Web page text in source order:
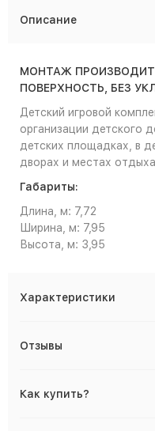
Описание
МОНТАЖ
ПОВЕРХНОСТЬ, БЕЗ
Детский игровой
организации детского
детских площадках, в
дворах и местах
Габариты:
Длина, м: 7,72
Ширина, м: 7,95
Высота, м: 3,95
Характеристики
Отзывы
Как купить?